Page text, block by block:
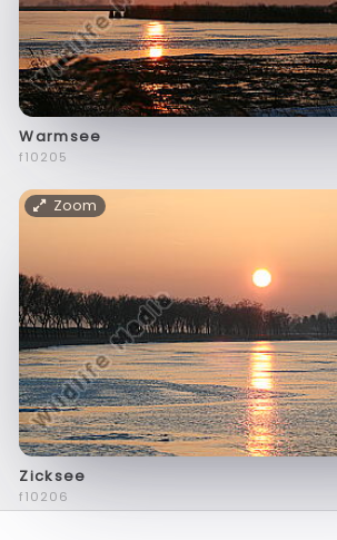
Warmsee
f10205
Zoom
Zicksee
f10206